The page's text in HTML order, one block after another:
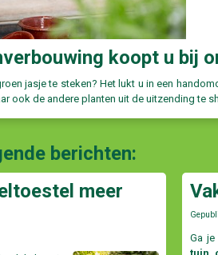
koopt u bij
jasje te steken? Het lukt u in een
ook de andere planten uit de uitzending te
berichten:
meer
Ga